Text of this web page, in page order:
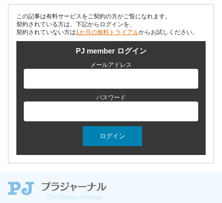
この記事は有料サービスをご契約の方がご覧になれます。
契約されている方は、下記からログインを、
契約されていない方は1か月の無料トライアルからお試しください。
PJ member ログイン
メールアドレス
パスワード